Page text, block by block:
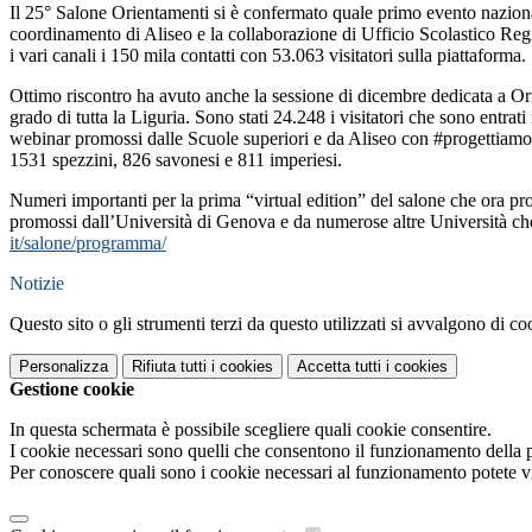
Il 25° Salone Orientamenti si è confermato quale primo evento
coordinamento di Aliseo e la collaborazione di Ufficio Scolastico
i vari canali i 150 mila contatti con 53.063 visitatori sulla piattaforma.
Ottimo riscontro ha avuto anche la sessione di dicembre dedicata a
grado di tutta la Liguria. Sono stati 24.248 i visitatori che sono
webinar promossi dalle Scuole superiori e da Aliseo con
1531 spezzini, 826 savonesi e 811 imperiesi.
Numeri importanti per la prima “virtual edition” del salone che ora
promossi dall’Università di Genova e da numerose altre Università
it/salone/programma/
Notizie
Questo sito o gli strumenti terzi da questo utilizzati si avvalgono di
Personalizza Rifiuta tutti i cookies Accetta tutti i cookies
Gestione cookie
In questa schermata è possibile scegliere quali cookie consentire.
I cookie necessari sono quelli che consentono il funzionamento
Per conoscere quali sono i cookie necessari al funzionamento potete